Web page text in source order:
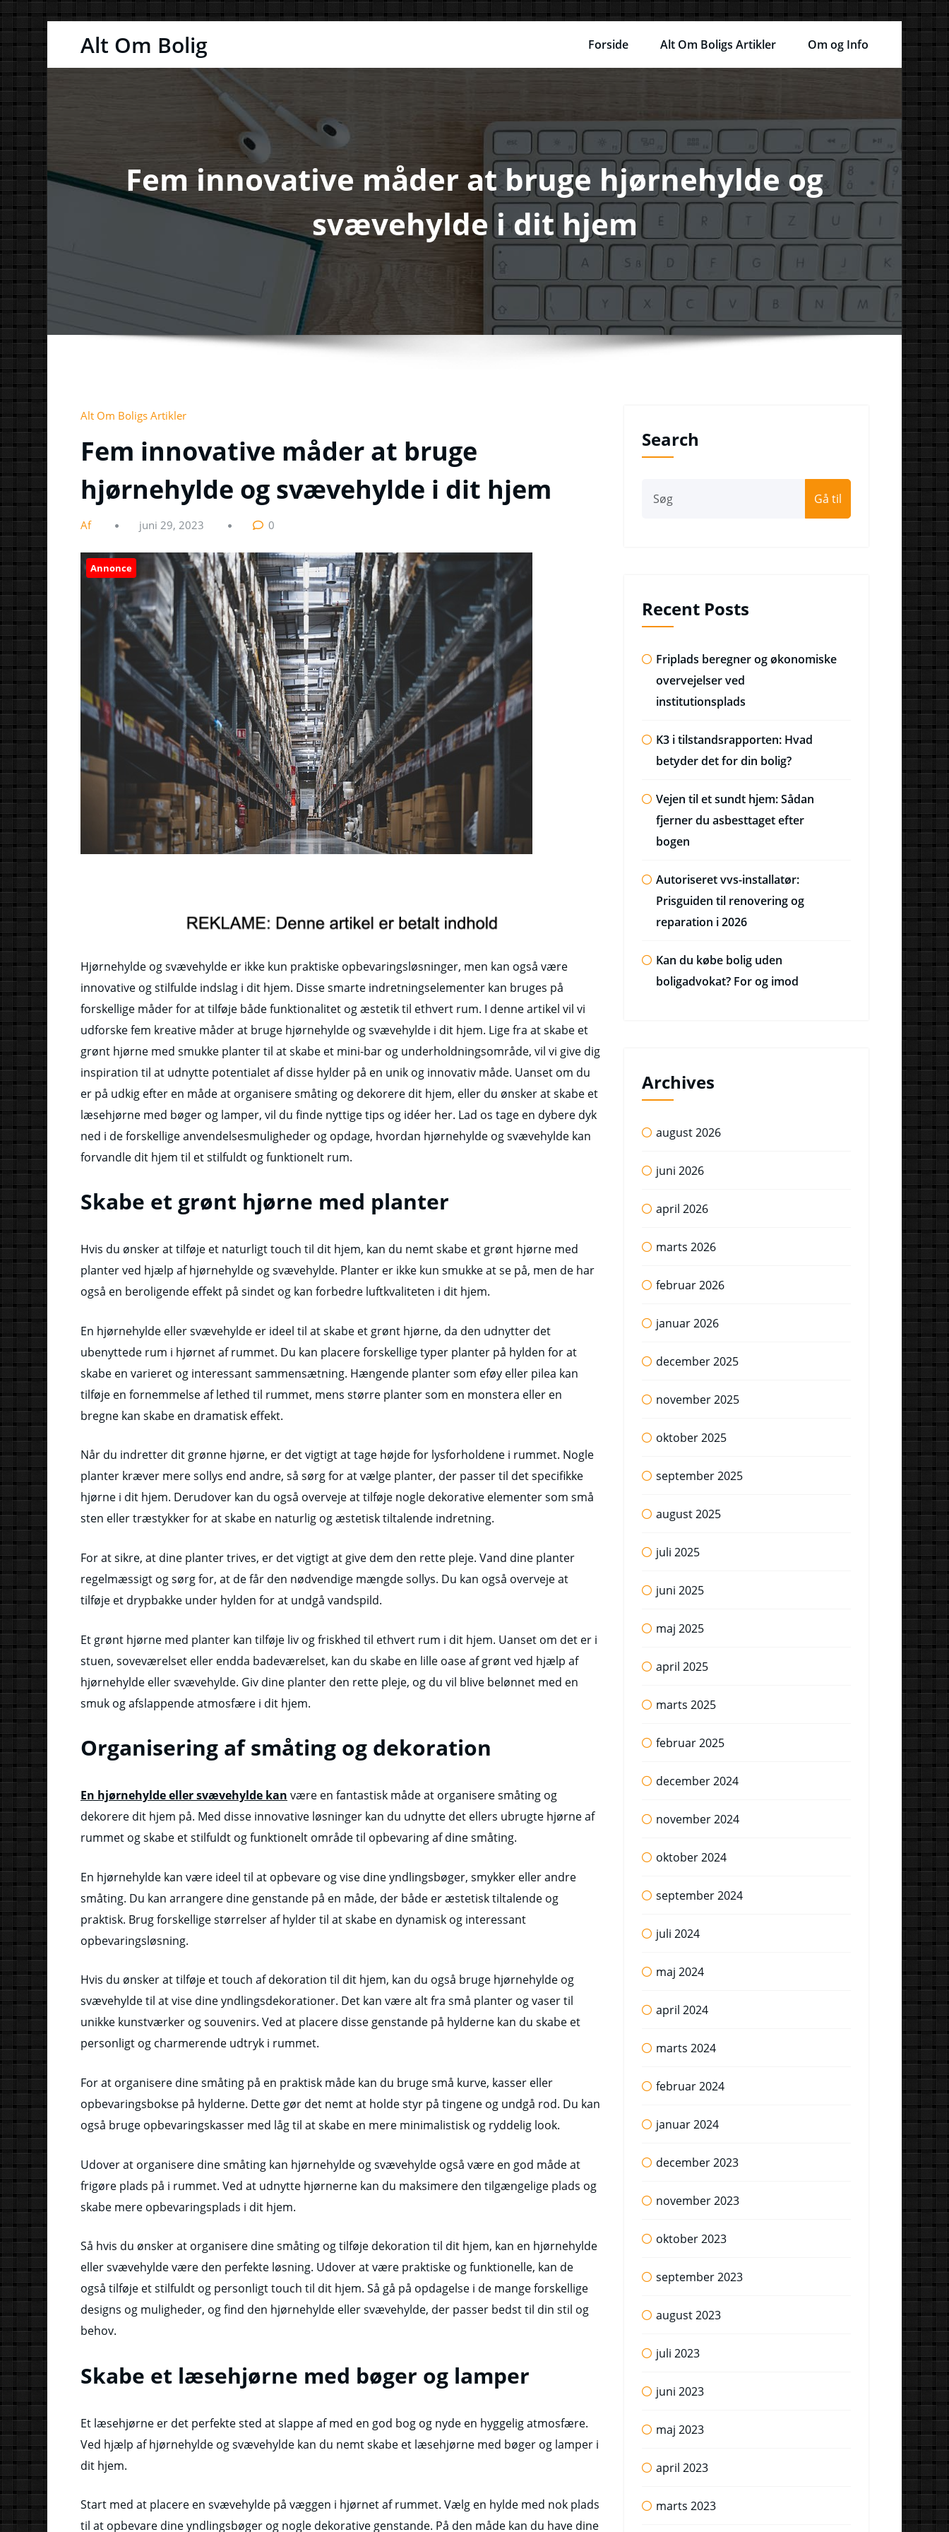
Alt Om Bolig Forside Alt Om Boligs Artikler Om og Info
Fem innovative måder at bruge hjørnehylde og
svævehylde i dit hjem
Alt Om Boligs Artikler
Fem innovative måder at bruge
hjørnehylde og svævehylde i dit hjem
Af juni 29, 2023 0
Annonce
Hjørnehylde og svævehylde er ikke kun praktiske opbevaringsløsninger, men kan også være
innovative og stilfulde indslag i dit hjem. Disse smarte indretningselementer kan bruges på
forskellige måder for at tilføje både funktionalitet og æstetik til ethvert rum. I denne artikel vil vi
udforske fem kreative måder at bruge hjørnehylde og svævehylde i dit hjem. Lige fra at skabe et
grønt hjørne med smukke planter til at skabe et mini-bar og underholdningsområde, vil vi give dig
inspiration til at udnytte potentialet af disse hylder på en unik og innovativ måde. Uanset om du
er på udkig efter en måde at organisere småting og dekorere dit hjem, eller du ønsker at skabe et
læsehjørne med bøger og lamper, vil du finde nyttige tips og idéer her. Lad os tage en dybere dyk
ned i de forskellige anvendelsesmuligheder og opdage, hvordan hjørnehylde og svævehylde kan
forvandle dit hjem til et stilfuldt og funktionelt rum.
Skabe et grønt hjørne med planter
Hvis du ønsker at tilføje et naturligt touch til dit hjem, kan du nemt skabe et grønt hjørne med
planter ved hjælp af hjørnehylde og svævehylde. Planter er ikke kun smukke at se på, men de har
også en beroligende effekt på sindet og kan forbedre luftkvaliteten i dit hjem.
En hjørnehylde eller svævehylde er ideel til at skabe et grønt hjørne, da den udnytter det
ubenyttede rum i hjørnet af rummet. Du kan placere forskellige typer planter på hylden for at
skabe en varieret og interessant sammensætning. Hængende planter som eføy eller pilea kan
tilføje en fornemmelse af lethed til rummet, mens større planter som en monstera eller en
bregne kan skabe en dramatisk effekt.
Når du indretter dit grønne hjørne, er det vigtigt at tage højde for lysforholdene i rummet. Nogle
planter kræver mere sollys end andre, så sørg for at vælge planter, der passer til det specifikke
hjørne i dit hjem. Derudover kan du også overveje at tilføje nogle dekorative elementer som små
sten eller træstykker for at skabe en naturlig og æstetisk tiltalende indretning.
For at sikre, at dine planter trives, er det vigtigt at give dem den rette pleje. Vand dine planter
regelmæssigt og sørg for, at de får den nødvendige mængde sollys. Du kan også overveje at
tilføje et drypbakke under hylden for at undgå vandspild.
Et grønt hjørne med planter kan tilføje liv og friskhed til ethvert rum i dit hjem. Uanset om det er i
stuen, soveværelset eller endda badeværelset, kan du skabe en lille oase af grønt ved hjælp af
hjørnehylde eller svævehylde. Giv dine planter den rette pleje, og du vil blive belønnet med en
smuk og afslappende atmosfære i dit hjem.
Organisering af småting og dekoration
En hjørnehylde eller svævehylde kan være en fantastisk måde at organisere småting og
dekorere dit hjem på. Med disse innovative løsninger kan du udnytte det ellers ubrugte hjørne af
rummet og skabe et stilfuldt og funktionelt område til opbevaring af dine småting.
En hjørnehylde kan være ideel til at opbevare og vise dine yndlingsbøger, smykker eller andre
småting. Du kan arrangere dine genstande på en måde, der både er æstetisk tiltalende og
praktisk. Brug forskellige størrelser af hylder til at skabe en dynamisk og interessant
opbevaringsløsning.
Hvis du ønsker at tilføje et touch af dekoration til dit hjem, kan du også bruge hjørnehylde og
svævehylde til at vise dine yndlingsdekorationer. Det kan være alt fra små planter og vaser til
unikke kunstværker og souvenirs. Ved at placere disse genstande på hylderne kan du skabe et
personligt og charmerende udtryk i rummet.
For at organisere dine småting på en praktisk måde kan du bruge små kurve, kasser eller
opbevaringsbokse på hylderne. Dette gør det nemt at holde styr på tingene og undgå rod. Du kan
også bruge opbevaringskasser med låg til at skabe en mere minimalistisk og ryddelig look.
Udover at organisere dine småting kan hjørnehylde og svævehylde også være en god måde at
frigøre plads på i rummet. Ved at udnytte hjørnerne kan du maksimere den tilgængelige plads og
skabe mere opbevaringsplads i dit hjem.
Så hvis du ønsker at organisere dine småting og tilføje dekoration til dit hjem, kan en hjørnehylde
eller svævehylde være den perfekte løsning. Udover at være praktiske og funktionelle, kan de
også tilføje et stilfuldt og personligt touch til dit hjem. Så gå på opdagelse i de mange forskellige
designs og muligheder, og find den hjørnehylde eller svævehylde, der passer bedst til din stil og
behov.
Skabe et læsehjørne med bøger og lamper
Et læsehjørne er det perfekte sted at slappe af med en god bog og nyde en hyggelig atmosfære.
Ved hjælp af hjørnehylde og svævehylde kan du nemt skabe et læsehjørne med bøger og lamper i
dit hjem.
Start med at placere en svævehylde på væggen i hjørnet af rummet. Vælg en hylde med nok plads
til at opbevare dine yndlingsbøger og nogle dekorative genstande. På den måde kan du have dine
Search
Gå til
Recent Posts
Friplads beregner og økonomiske
overvejelser ved
institutionsplads
K3 i tilstandsrapporten: Hvad
betyder det for din bolig?
Vejen til et sundt hjem: Sådan
fjerner du asbesttaget efter
bogen
Autoriseret vvs-installatør:
Prisguiden til renovering og
reparation i 2026
Kan du købe bolig uden
boligadvokat? For og imod
Archives
august 2026
juni 2026
april 2026
marts 2026
februar 2026
januar 2026
december 2025
november 2025
oktober 2025
september 2025
august 2025
juli 2025
juni 2025
maj 2025
april 2025
marts 2025
februar 2025
december 2024
november 2024
oktober 2024
september 2024
juli 2024
maj 2024
april 2024
marts 2024
februar 2024
januar 2024
december 2023
november 2023
oktober 2023
september 2023
august 2023
juli 2023
juni 2023
maj 2023
april 2023
marts 2023